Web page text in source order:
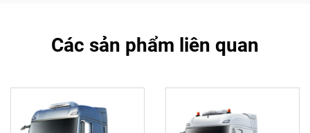
Các sản phẩm liên quan